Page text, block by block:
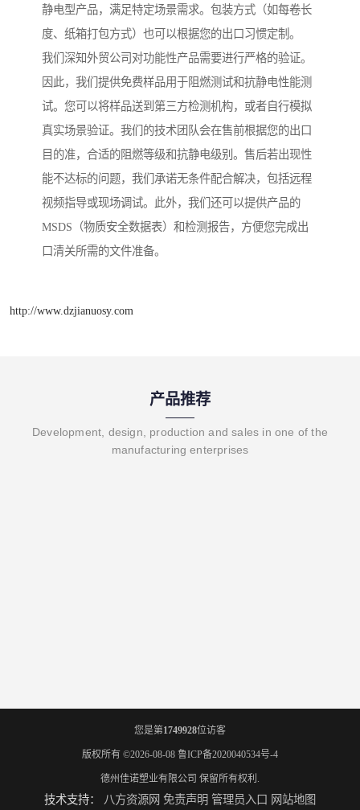
静电型产品，满足特定场景需求。包装方式（如每卷长
度、纸箱打包方式）也可以根据您的出口习惯定制。
我们深知外贸公司对功能性产品需要进行严格的验证。
因此，我们提供免费样品用于阻燃测试和抗静电性能测
试。您可以将样品送到第三方检测机构，或者自行模拟
真实场景验证。我们的技术团队会在售前根据您的出口
目的准，合适的阻燃等级和抗静电级别。售后若出现性
能不达标的问题，我们承诺无条件配合解决，包括远程
视频指导或现场调试。此外，我们还可以提供产品的
MSDS（物质安全数据表）和检测报告，方便您完成出
口清关所需的文件准备。
http://www.dzjianuosy.com
产品推荐
Development, design, production and sales in one of the
manufacturing enterprises
您是第1749928位访客
版权所有 ©2026-08-08 鲁ICP备2020040534号-4
德州佳诺塑业有限公司 保留所有权利.
技术支持： 八方资源网 免责声明 管理员入口 网站地图